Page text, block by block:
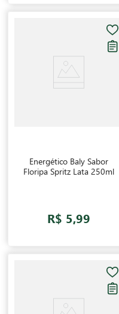
Energético Baly Sabor
Floripa Spritz Lata 250ml
R$ 5,99